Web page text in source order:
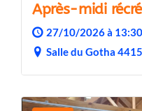
Après-midi
27/10/2026 à
Salle du Gotha